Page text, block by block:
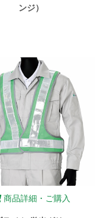
ンジ）
商品詳細・ご購入